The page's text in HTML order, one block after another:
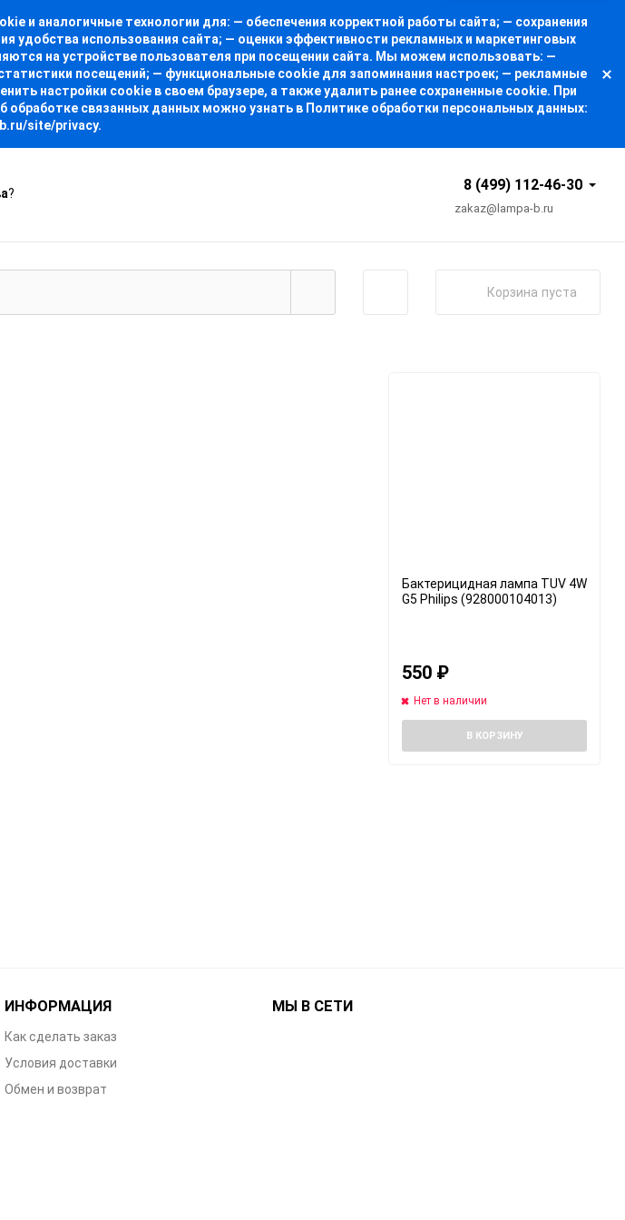
аналогичные технологии для: — обеспечения корректной работы сайта; — сохранения
удобства использования сайта; — оценки эффективности рекламных и маркетинговых
на устройстве пользователя при посещении сайта. Мы можем использовать: —
посещений; — функциональные cookie для запоминания настроек; — рекламные
настройки cookie в своем браузере, а также удалить ранее сохраненные cookie. При
связанных данных можно узнать в Политике обработки персональных данных:
site/privacy.
?
8 (499) 112-46-30
zakaz@lampa-b.ru
Корзина пуста
Бактерицидная лампа TUV 4W
G5 Philips (928000104013)
550 ₽
Нет в наличии
В КОРЗИНУ
ИНФОРМАЦИЯ
Как сделать заказ
Условия доставки
Обмен и возврат
МЫ В СЕТИ